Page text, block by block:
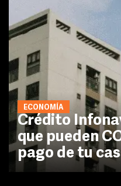
ECONOMÍA
Crédito
que pueden
pago de tu